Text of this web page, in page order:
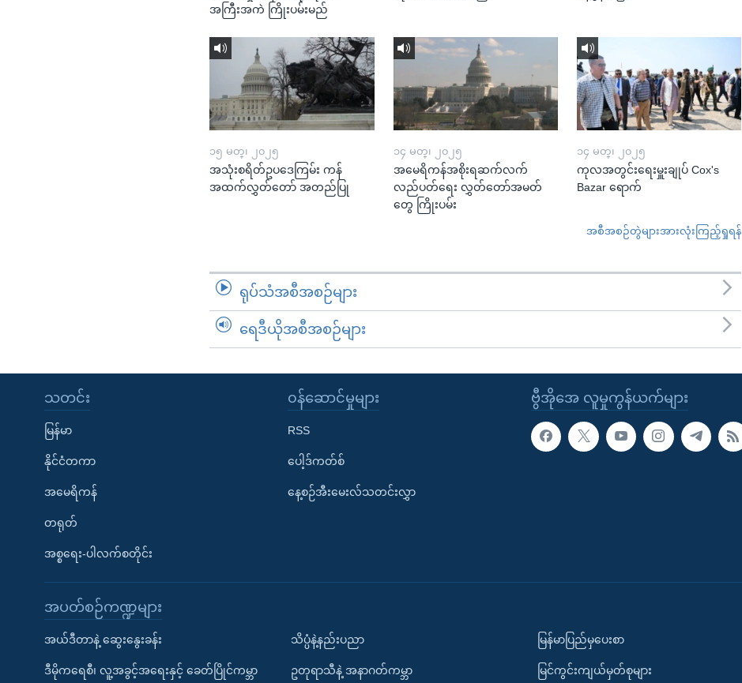
အကြီးအကဲ ကြိုးပမ်းမည်
၁၅ မတ္၊ ၂၀၂၅
အသုံးစရိတ်ဥပဒေကြမ်း ကန်
အထက်လွှတ်တော် အတည်ပြု
၁၄ မတ္၊ ၂၀၂၅
အမေရိကန်အစိုးရဆက်လက်
လည်ပတ်ရေး လွှတ်တော်အမတ်
တွေ ကြိုးပမ်း
၁၄ မတ္၊ ၂၀၂၅
ကုလအတွင်းရေးမှူးချုပ် Cox's
Bazar ရောက်
အစီအစဉ်တွဲများအားလုံးကြည့်ရှုရန်
ရုပ်သံအစီအစဉ်များ
ရေဒီယိုအစီအစဉ်များ
ဗွီအိုအေ လူမှုကွန်ယက်များ
သတင်း
မြန်မာ
နိုင်ငံတကာ
အမေရိကန်
တရုတ်
အစ္စရေး-ပါလက်စတိုင်း
၀န်ဆောင်မှုများ
RSS
ပေါ့ဒ်ကတ်စ်
နေ့စဉ်အီးမေးလ်သတင်းလွှာ
အပတ်စဉ်ကဏ္ဍများ
အယ်ဒီတာနဲ့ ဆွေးနွေးခန်း
ဒီမိုကရေစီ၊ လူ့အခွင့်အရေးနှင့် ခေတ်ပြိုင်ကမ္ဘာ
သိပ္ပံနဲ့နည်းပညာ
ဥတုရာသီနဲ့ အနာဂတ်ကမ္ဘာ
မြန်မာပြည်မှပေးစာ
မြင်ကွင်းကျယ်မှတ်စုများ